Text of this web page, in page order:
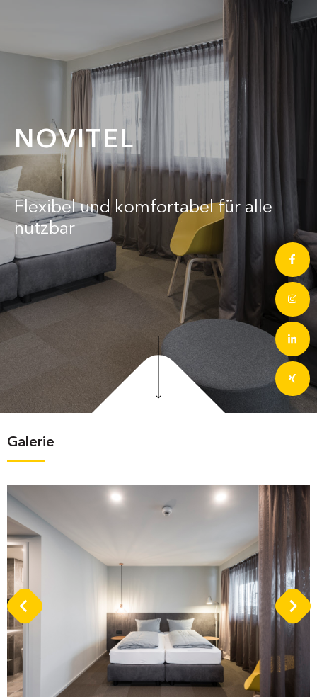
NOVITEL
Flexibel und komfortabel für alle
nutzbar
Galerie